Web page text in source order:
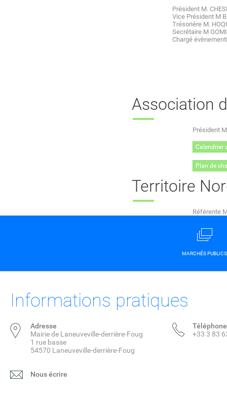
Président M.
Vice Président M
Trésorière M.
Secrétaire M
Chargé
Association
Président
Calendrier
Plan de
Territoire
Référente
MARCHÉS PUBLICS
Informations pratiques
Adresse
Mairie de Laneuveville-derrière-Foug
1 rue basse
54570 Laneuveville-derrière-Foug
Nous écrire
Téléphone
+33 3 83